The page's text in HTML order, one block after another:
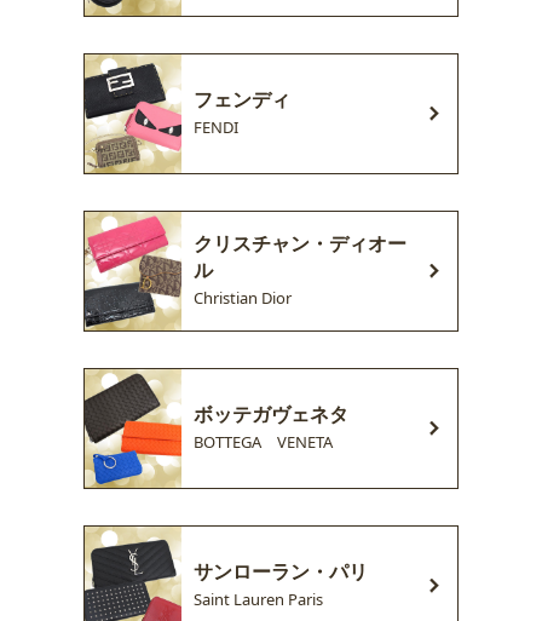
フェンディ
FENDI
クリスチャン・ディオー
ル
Christian Dior
ボッテガヴェネタ
BOTTEGA VENETA
サンローラン・パリ
Saint Lauren Paris